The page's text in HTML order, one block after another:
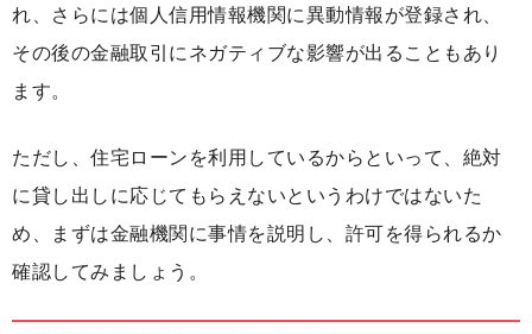
れ、さらには個人信用情報機関に異動情報が登録され、
その後の金融取引にネガティブな影響が出ることもあり
ます。
ただし、住宅ローンを利用しているからといって、絶対
に貸し出しに応じてもらえないというわけではないた
め、まずは金融機関に事情を説明し、許可を得られるか
確認してみましょう。